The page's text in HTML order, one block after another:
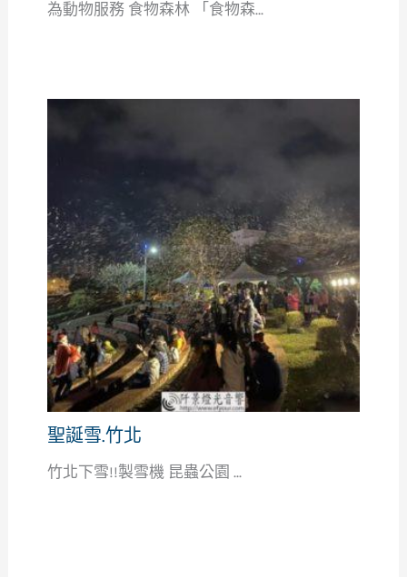
為動物服務 食物森林 「食物森...
聖誕雪.竹北
竹北下雪!!製雪機 昆蟲公園 ...